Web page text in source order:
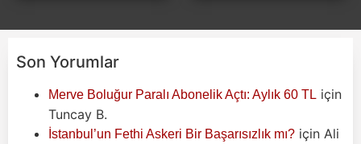
Son Yorumlar
Merve Boluğur Paralı Abonelik Açtı: Aylık 60 TL için
Tuncay B.
İstanbul’un Fethi Askeri Bir Başarısızlık mı? için Ali